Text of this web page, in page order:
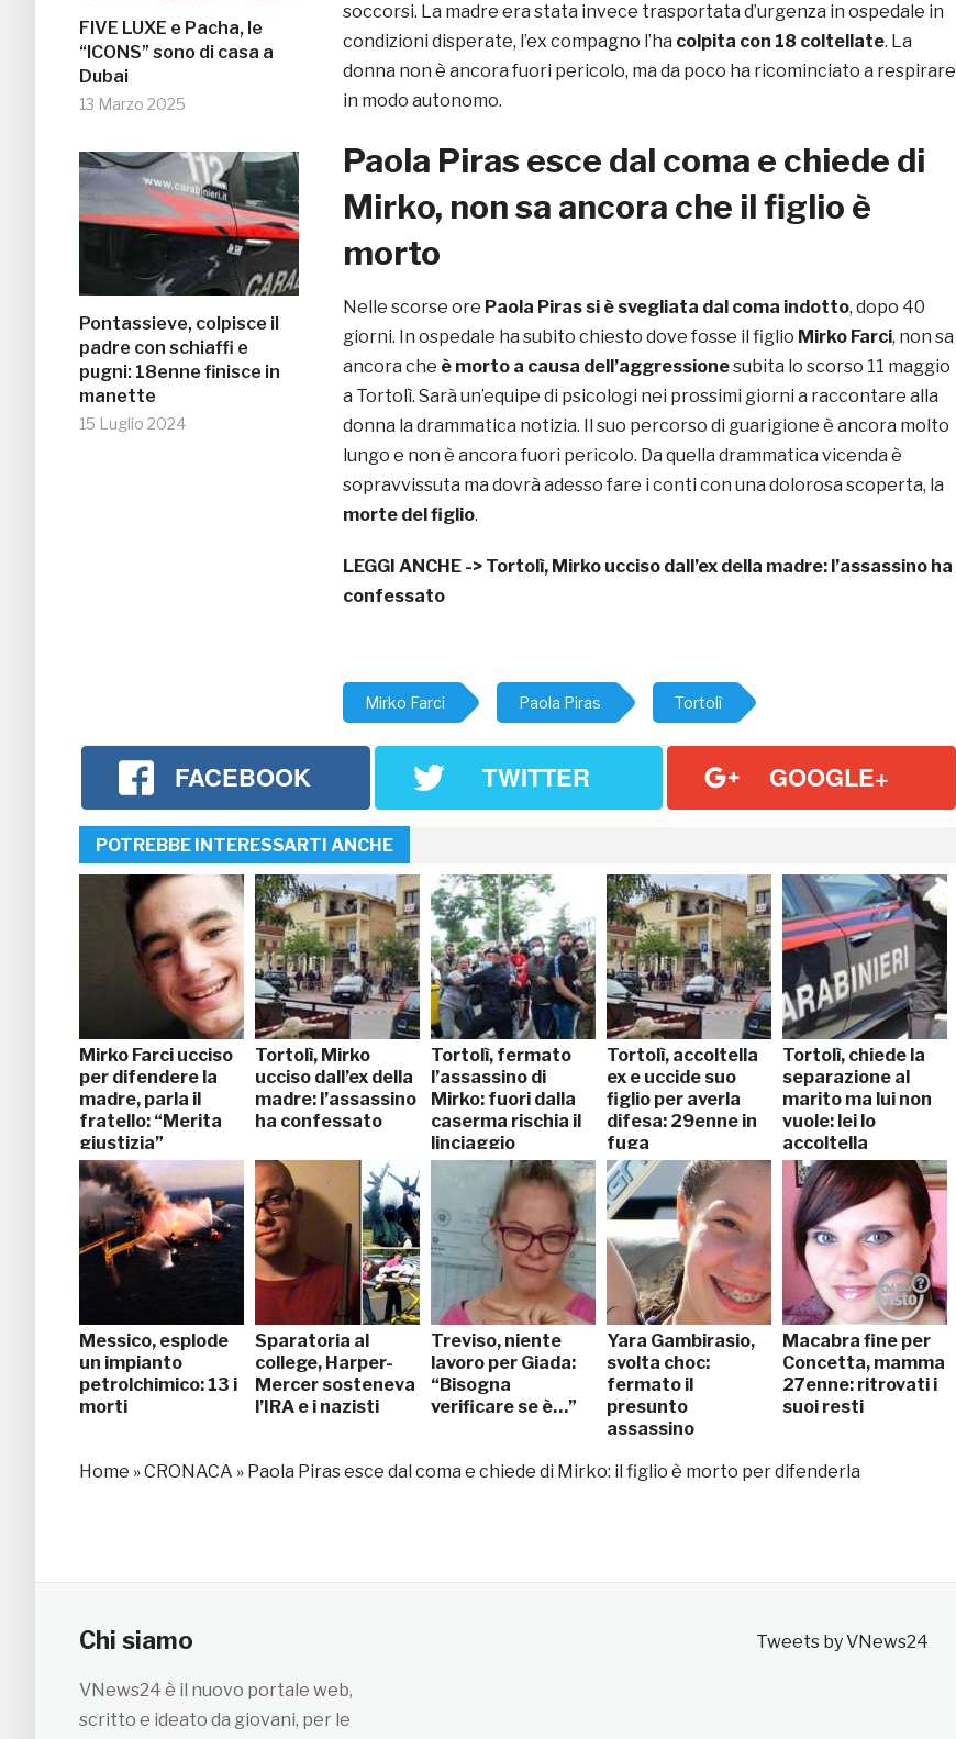
FIVE LUXE e Pacha, le
“ICONS” sono di casa a
Dubai
13 Marzo 2025
Pontassieve, colpisce il
padre con schiaffi e
pugni: 18enne finisce in
manette
15 Luglio 2024
soccorsi. La madre era stata invece trasportata d’urgenza in ospedale in
condizioni disperate, l’ex compagno l’ha colpita con 18 coltellate. La
donna non è ancora fuori pericolo, ma da poco ha ricominciato a respirare
in modo autonomo.
Paola Piras esce dal coma e chiede di
Mirko, non sa ancora che il figlio è
morto
Nelle scorse ore Paola Piras si è svegliata dal coma indotto, dopo 40
giorni. In ospedale ha subito chiesto dove fosse il figlio Mirko Farci, non sa
ancora che è morto a causa dell’aggressionesubita lo scorso 11 maggio
a Tortolì. Sarà un’equipe di psicologi nei prossimi giorni a raccontare alla
donna la drammatica notizia. Il suo percorso di guarigione è ancora molto
lungo e non è ancora fuori pericolo. Da quella drammatica vicenda è
sopravvissuta ma dovrà adesso fare i conti con una dolorosa scoperta, la
morte del figlio.
LEGGI ANCHE -> Tortolì, Mirko ucciso dall’ex della madre: l’assassino ha
confessato
Mirko Farci Paola Piras Tortolì
FACEBOOK TWITTER GOOGLE+
POTREBBE INTERESSARTI ANCHE
Mirko Farci ucciso
per difendere la
madre, parla il
fratello: “Merita
giustizia”
Tortolì, Mirko
ucciso dall’ex della
madre: l’assassino
ha confessato
Tortolì, fermato
l’assassino di
Mirko: fuori dalla
caserma rischia il
linciaggio
Tortolì, accoltella
ex e uccide suo
figlio per averla
difesa: 29enne in
fuga
Tortolì, chiede la
separazione al
marito ma lui non
vuole: lei lo
accoltella
Messico, esplode
un impianto
petrolchimico: 13 i
morti
Sparatoria al
college, Harper-
Mercer sosteneva
l’IRA e i nazisti
Treviso, niente
lavoro per Giada:
“Bisogna
verificare se è…”
Yara Gambirasio,
svolta choc:
fermato il
presunto
assassino
Macabra fine per
Concetta, mamma
27enne: ritrovati i
suoi resti
Home »CRONACA » Paola Piras esce dal coma e chiede di Mirko: il figlio è morto per difenderla
Chi siamo
VNews24 è il nuovo portale web,
scritto e ideato da giovani, per le
Tweets by VNews24